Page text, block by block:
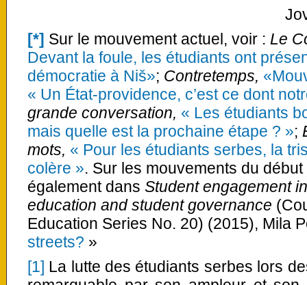
[*] Sur le mouvement actuel, voir : Le
Devant la foule, les étudiants ont
démocratie à Niš»; Contretemps,
« Un État-providence, c’est ce dont
grande conversation, « Les étudiants
mais quelle est la prochaine étape ? »;
mots, « Pour les étudiants serbes, la
colère ». Sur les mouvements du
également dans Student engagement
education and student governance
Education Series No. 20) (2015), Mila
streets? »
[1] La lutte des étudiants serbes lors